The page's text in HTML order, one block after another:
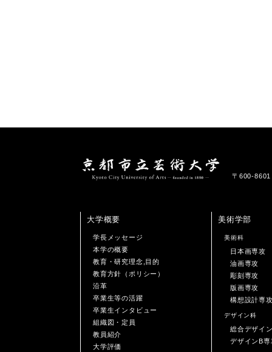
〒600-
大学概要
学長メッセージ
本学の概要
教育・研究理念,目的
教育方針（ポリシー）
沿革
卒業生等の活躍
卒業生インタビュー
組織図・定員
教員紹介
大学評価
美術学部
美術科
日本画専攻
油画専攻
彫刻専攻
版画専攻
構想設計専攻
デザイン科
総合デザイ
デザインB専